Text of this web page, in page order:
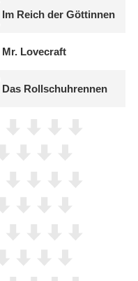
Im Reich der Göttinnen
Mr. Lovecraft
Das Rollschuhrennen